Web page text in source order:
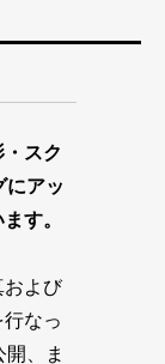
スク
にアッ
す。
および
なっ
、ま